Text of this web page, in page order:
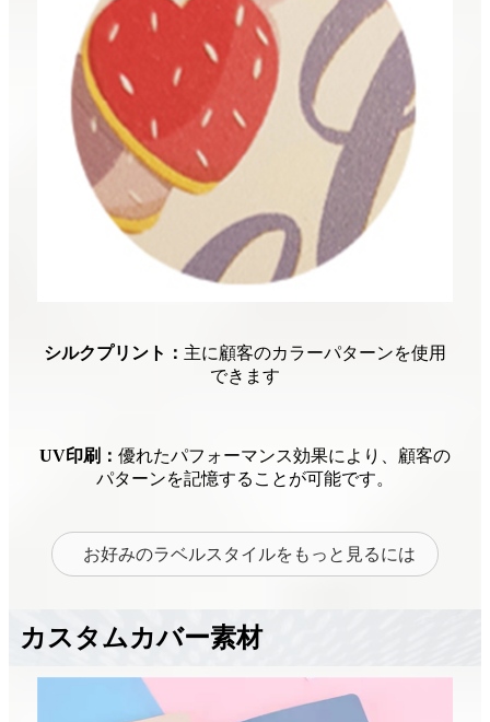
シルクプリント： 主に顧客のカラーパターンを使用
できます
UV印刷： 優れたパフォーマンス効果により、顧客の
パターンを記憶することが可能です。
お好みのラベルスタイルをもっと見るには
カスタムカバー素材